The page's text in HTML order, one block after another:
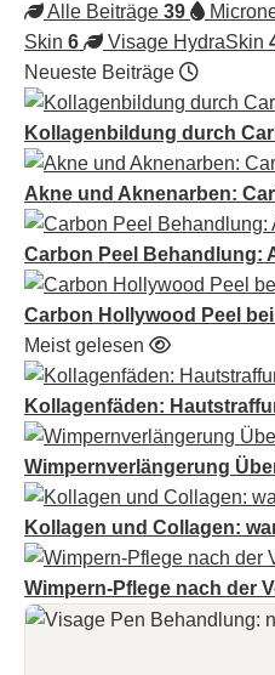
Alle Beiträge 39
Skin 6 Visage HydraSkin
Neueste Beiträge
Kollagenbildung durch
Akne und Aknenarben:
Carbon Peel Behandlung:
Carbon Hollywood Peel
Meist gelesen
Kollagenfäden:
Wimpernverlängerung
Kollagen und Collagen:
Wimpern-Pflege nach der